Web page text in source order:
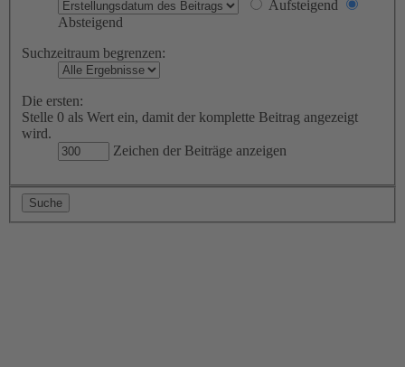
Aufsteigend
Absteigend
Suchzeitraum begrenzen:
Die ersten:
Stelle 0 als Wert ein, damit der komplette Beitrag angezeigt
wird.
Zeichen der Beiträge anzeigen